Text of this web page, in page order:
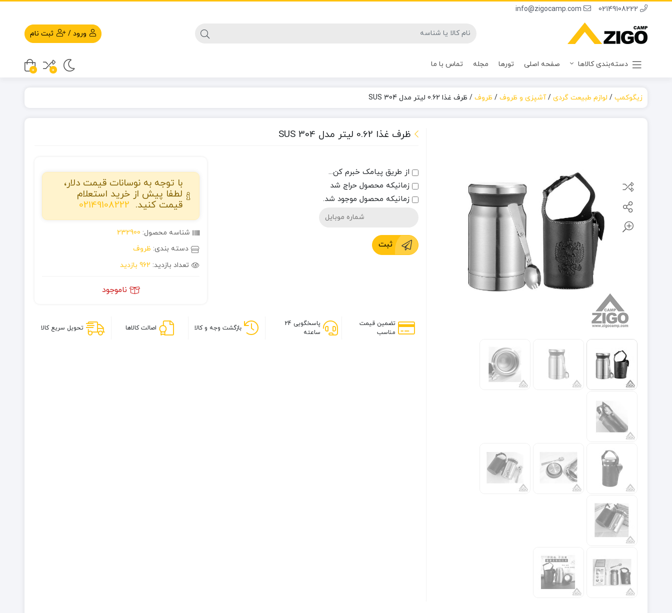
02149108222
info@zigocamp.com
ورود / ثبت نام
دسته‌بندی کالاها صفحه اصلی تورها مجله تماس با ما
0
0
زیگوکمپ/ لوازم طبیعت گردی/آشپزی و ظروف/ ظروف/ ظرف غذا 0.62 لیتر مدل SUS 304
ظرف غذا 0.62 لیتر مدل SUS 304
از طریق پیامک خبرم کن...
زمانیکه محصول حراج شد
زمانیکه محصول موجود شد.
ثبت
با توجه به نوسانات قیمت دلار،
لطفا پیش از خرید استعلام
قیمت کنید. 02149108222
شناسه محصول: 232900
دسته بندی: ظروف
تعداد بازدید: 962 بازدید
ناموجود
تضمین قیمت
مناسب
پاسخگویی 24
ساعته
بازگشت وجه و کالا اصالت کالاها تحویل سریع کالا